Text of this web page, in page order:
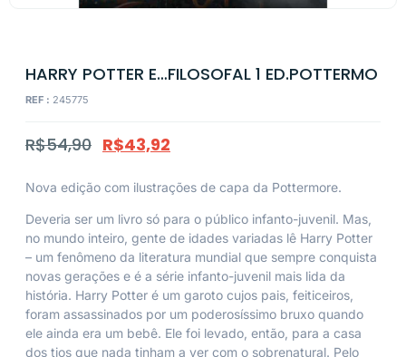
HARRY POTTER E…FILOSOFAL 1 ED.POTTERMO
REF : 245775
R$54,90 R$43,92
Nova edição com ilustrações de capa da Pottermore.
Deveria ser um livro só para o público infanto-juvenil. Mas,
no mundo inteiro, gente de idades variadas lê Harry Potter
– um fenômeno da literatura mundial que sempre conquista
novas gerações e é a série infanto-juvenil mais lida da
história. Harry Potter é um garoto cujos pais, feiticeiros,
foram assassinados por um poderosíssimo bruxo quando
ele ainda era um bebê. Ele foi levado, então, para a casa
dos tios que nada tinham a ver com o sobrenatural. Pelo